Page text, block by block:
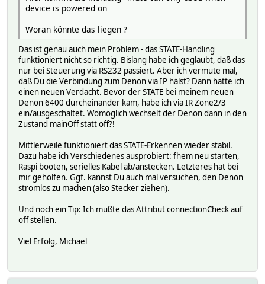
device is powered on
Woran könnte das liegen ?
Das ist genau auch mein Problem - das STATE-Handling
funktioniert nicht so richtig. Bislang habe ich geglaubt, daß das
nur bei Steuerung via RS232 passiert. Aber ich vermute mal,
daß Du die Verbindung zum Denon via IP hälst? Dann hätte ich
einen neuen Verdacht. Bevor der STATE bei meinem neuen
Denon 6400 durcheinander kam, habe ich via IR Zone2/3
ein/ausgeschaltet. Womöglich wechselt der Denon dann in den
Zustand mainOff statt off?!
Mittlerweile funktioniert das STATE-Erkennen wieder stabil.
Dazu habe ich Verschiedenes ausprobiert: fhem neu starten,
Raspi booten, serielles Kabel ab/anstecken. Letzteres hat bei
mir geholfen. Ggf. kannst Du auch mal versuchen, den Denon
stromlos zu machen (also Stecker ziehen).
Und noch ein Tip: Ich mußte das Attribut connectionCheck auf
off stellen.
Viel Erfolg, Michael